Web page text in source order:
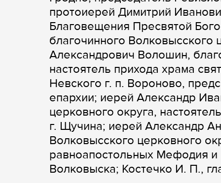
протоиерей Димитрий
Благовещения Пресвятой
благочинного Волковысского
Александрович Волошин,
настоятель прихода храма
Невского г. п. Вороново,
епархии; иерей Александр
церковного округа,
г. Щучина; иерей Александр
Волковысского церковного
равноапостольных Мефодия и
Волковыска; Костечко И. П.,